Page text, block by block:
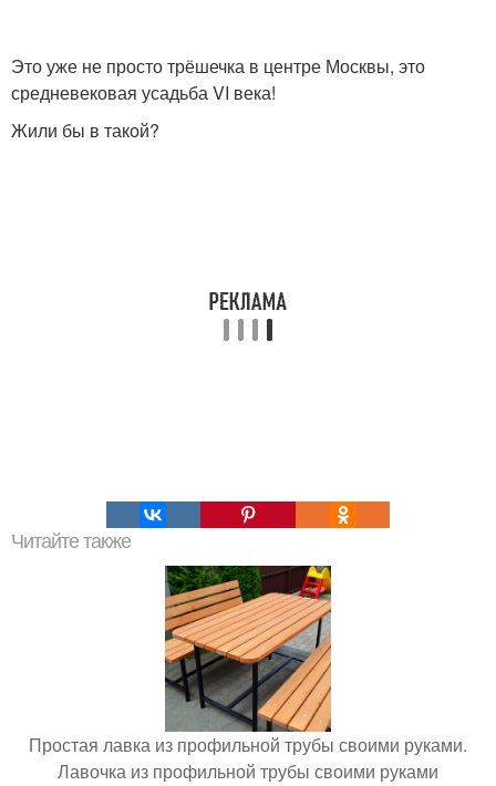
Это уже не просто трёшечка в центре Москвы, это
средневековая усадьба VI века!
Жили бы в такой?
Читайте также
Простая лавка из профильной трубы своими руками.
Лавочка из профильной трубы своими руками